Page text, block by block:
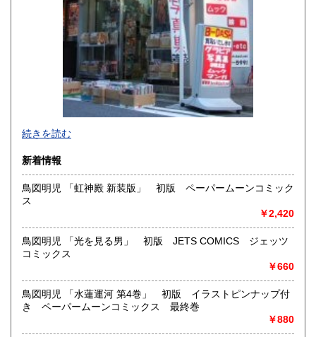
600円 鹿児島県
600円
新旧女優・アイドルのグラビア、なつかしの本
映画・特撮、ゲーム・アニメ古漫画などの趣味本は当店にお
お取り扱いは、趣味のものすべてにわたります。
グラビアアイドル雑誌(キャンディーズなどの昔の女優・アイ
ドルも歓迎)
古マンガ・アニメロマンアルバム系、イラスト集、
美少女ゲーム、プレミアゲーム、攻略本・設定資料集
映画パンフレット、プレミアトイ、音楽
どんなジャンルでも買取することができます。
東京近郊出張買取していますのでお気軽にご相談ください。
続きを読む
新着情報
鳥図明児 「虹神殿 新装版」 初版 ペーパームーンコミック
ス
￥2,420
鳥図明児 「光を見る男」 初版 JETS COMICS ジェッツ
コミックス
￥660
鳥図明児 「水蓮運河 第4巻」 初版 イラストピンナップ付
き ペーパームーンコミックス 最終巻
￥880